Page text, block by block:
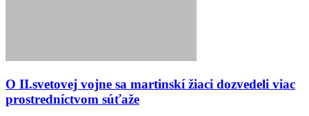
O II.svetovej vojne sa martinskí žiaci dozvedeli viac
prostredníctvom súťaže